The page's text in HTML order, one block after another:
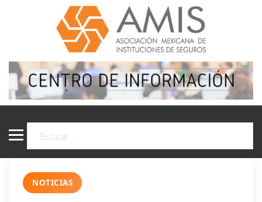
NOTICIAS